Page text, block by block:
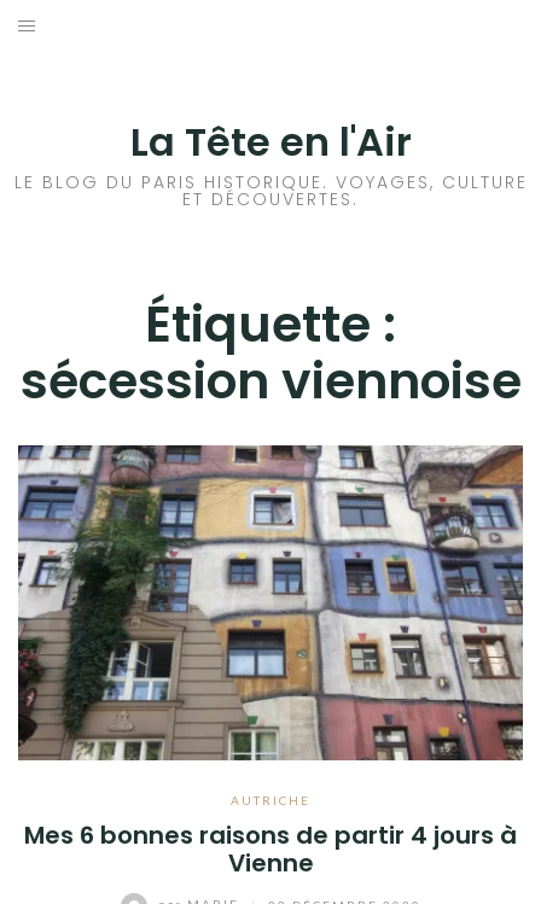
Aller
La Tête en l'Air
LE BLOG DU PARIS HISTORIQUE. VOYAGES, CULTURE
ET DÉCOUVERTES.
Étiquette :
sécession viennoise
AUTRICHE
Mes 6 bonnes raisons de partir 4 jours à
Vienne
HISTOIRES EN ILE DE FRANCE
VOYAGES À L’ÉTRANGER
CULTURES